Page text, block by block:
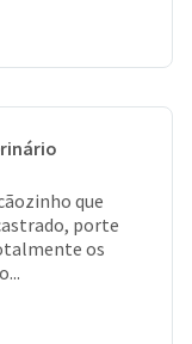
que
porte
os